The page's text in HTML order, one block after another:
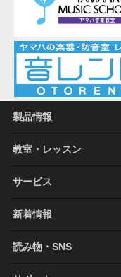
製品情報
教室・レッスン
サービス
新着情報
読み物・SNS